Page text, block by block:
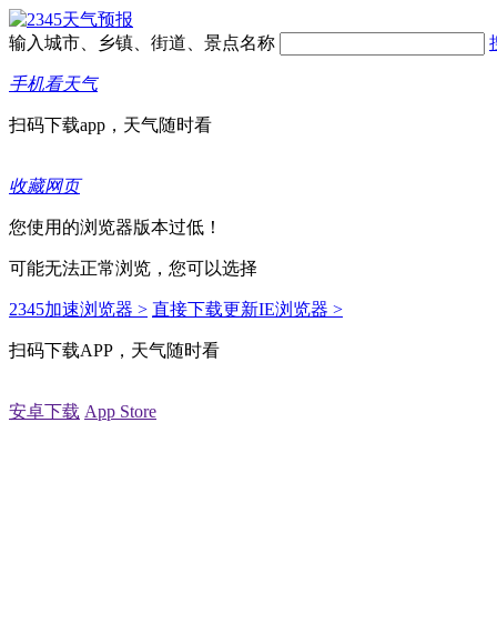
输入城市、乡镇、街道、景点名称
手机看天气
扫码下载app，天气随时看
收藏网页
您使用的浏览器版本过低！
可能无法正常浏览，您可以选择
2345加速浏览器 > 直接下载更新IE浏览器 >
扫码下载APP，天气随时看
安卓下载 App Store